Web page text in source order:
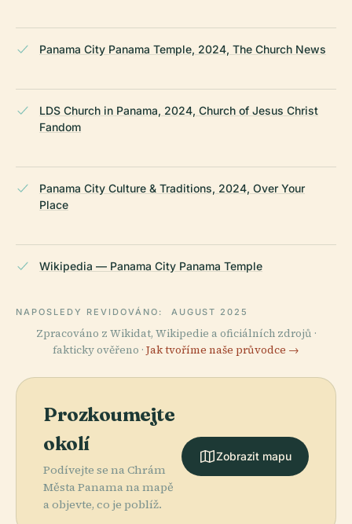
Panama City Panama Temple, 2024, The Church News
LDS Church in Panama, 2024, Church of Jesus Christ
Fandom
Panama City Culture & Traditions, 2024, Over Your
Place
Wikipedia — Panama City Panama Temple
NAPOSLEDY REVIDOVÁNO: AUGUST 2025
Zpracováno z Wikidat, Wikipedie a oficiálních zdrojů ·
fakticky ověřeno · Jak tvoříme naše průvodce →
Prozkoumejte
okolí
Podívejte se na Chrám
Města Panama na mapě
a objevte, co je poblíž.
Zobrazit mapu